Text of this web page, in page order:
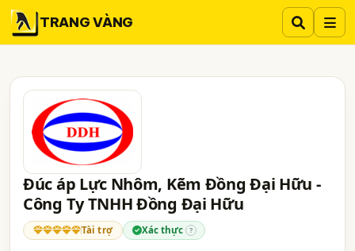
TRANG VÀNG
Đúc áp Lực Nhôm, Kẽm Đồng Đại Hữu -
Công Ty TNHH Đồng Đại Hữu
Tài trợ Xác thực ?